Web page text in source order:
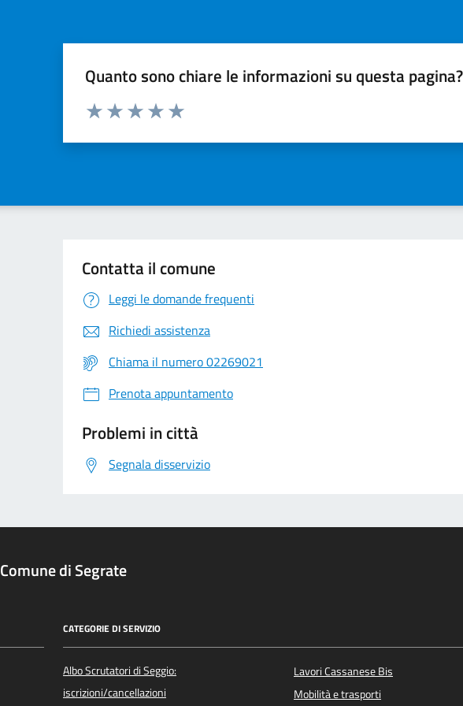
Quanto sono chiare le informazioni su questa pagina?
Valuta da 1 a 5 stelle la pagina
Contatta il comune
Leggi le domande frequenti
Richiedi assistenza
Chiama il numero 02269021
Prenota appuntamento
Problemi in città
Segnala disservizio
Comune di Segrate
CATEGORIE DI SERVIZIO
Albo Scrutatori di Seggio:
iscrizioni/cancellazioni
Lavori Cassanese Bis
Mobilità e trasporti